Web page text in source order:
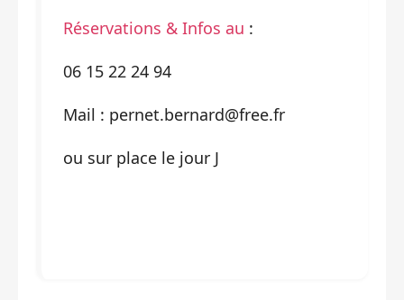
Réservations & Infos au :
06 15 22 24 94
Mail : pernet.bernard@free.fr
ou sur place le jour J